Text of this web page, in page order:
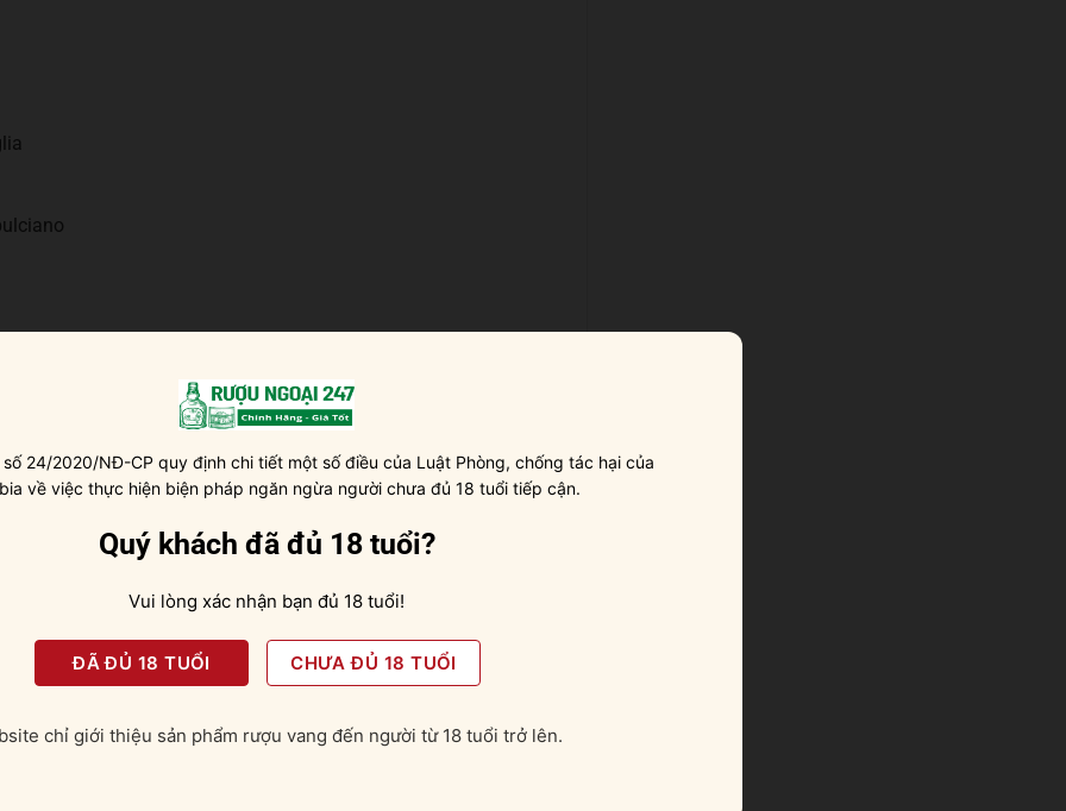
ở nhiệt độ từ 16 – 18 độ C.
màu hồng ngọc tươi tắn cùng cấu trúc sánh mịn và hương
rượu đầu tiên lập tức lan tỏa hương vị phúc bồn tử, anh
bộc lộ những hương thơm phức tạp và đa dạng hơn khi
lấp lánh cùng vị rượu đậm đà, chát dày sắc nét có nồng
hợp ẩm thực
24/2020/NĐ-CP quy định chi tiết một số điều của Luật Phòng, chống tác hại của
về việc thực hiện biện pháp ngăn ngừa người chưa đủ 18 tuổi tiếp cận.
Quý khách đã đủ 18 tuổi?
Vui lòng xác nhận bạn đủ 18 tuổi!
ĐÃ ĐỦ 18 TUỔI CHƯA ĐỦ 18 TUỔI
chỉ giới thiệu sản phẩm rượu vang đến người từ 18 tuổi trở lên.